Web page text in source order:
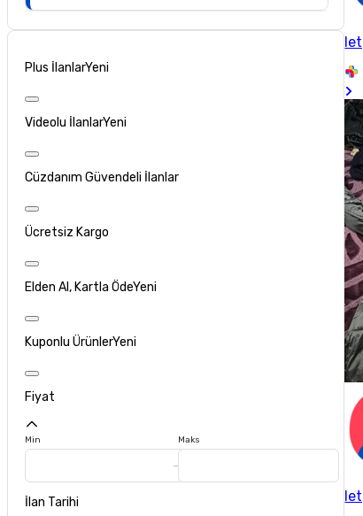
Plus İlanlarYeni
Videolu İlanlarYeni
Cüzdanım Güvendeli İlanlar
Ücretsiz Kargo
Elden Al, Kartla ÖdeYeni
Kuponlu ÜrünlerYeni
Fiyat
Min Maks
İlan Tarihi